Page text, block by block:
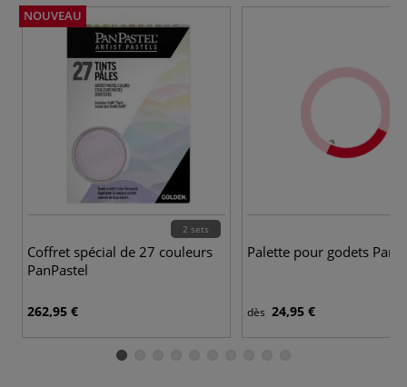
NOUVEAU
2 sets
Coffret spécial de 27 couleurs
PanPastel
262,95 €
Palette pour godets
dès 24,95 €